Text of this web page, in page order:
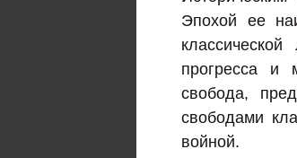
Эпохой ее
прогресса и
свобода,
свободами
войной.